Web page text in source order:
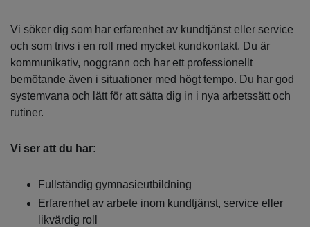
Vi söker dig som har erfarenhet av kundtjänst eller service
och som trivs i en roll med mycket kundkontakt. Du är
kommunikativ, noggrann och har ett professionellt
bemötande även i situationer med högt tempo. Du har god
systemvana och lätt för att sätta dig in i nya arbetssätt och
rutiner.
Vi ser att du har:
Fullständig gymnasieutbildning
Erfarenhet av arbete inom kundtjänst, service eller
likvärdig roll